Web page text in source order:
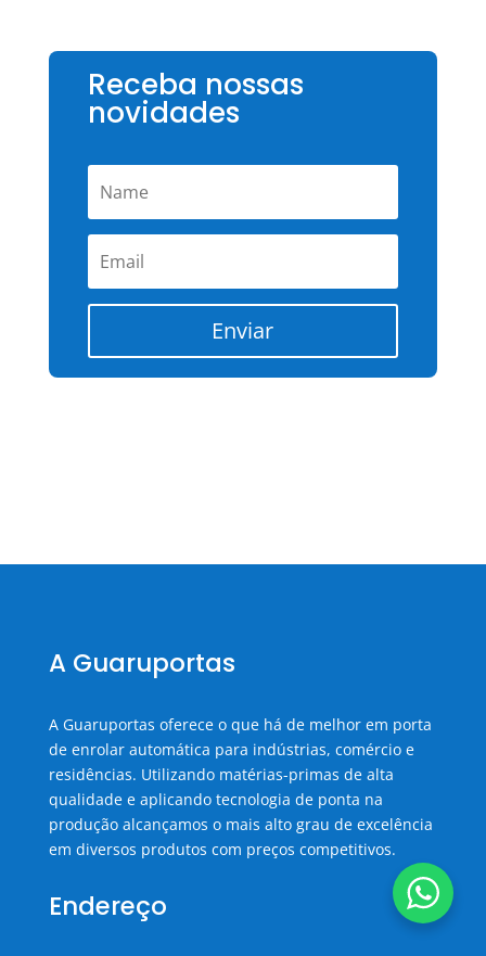
Receba nossas
novidades
Enviar
A Guaruportas
A Guaruportas oferece o que há de melhor em porta
de enrolar automática para indústrias, comércio e
residências. Utilizando matérias-primas de alta
qualidade e aplicando tecnologia de ponta na
produção alcançamos o mais alto grau de excelência
em diversos produtos com preços competitivos.
Endereço